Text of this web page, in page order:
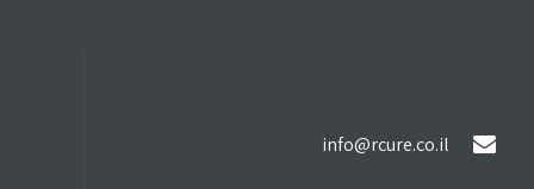
info@rcure.co.il